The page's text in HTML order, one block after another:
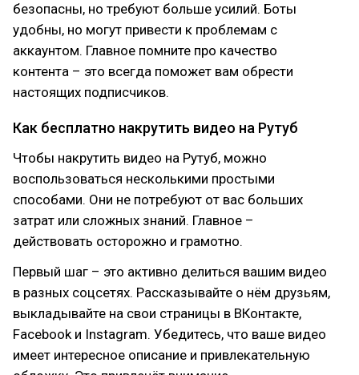
безопасны, но требуют больше усилий. Боты
удобны, но могут привести к проблемам с
аккаунтом. Главное помните про качество
контента – это всегда поможет вам обрести
настоящих подписчиков.
Как бесплатно накрутить видео на Рутуб
Чтобы накрутить видео на Рутуб, можно
воспользоваться несколькими простыми
способами. Они не потребуют от вас больших
затрат или сложных знаний. Главное –
действовать осторожно и грамотно.
Первый шаг – это активно делиться вашим видео
в разных соцсетях. Рассказывайте о нём друзьям,
выкладывайте на свои страницы в ВКонтакте,
Facebook и Instagram. Убедитесь, что ваше видео
имеет интересное описание и привлекательную